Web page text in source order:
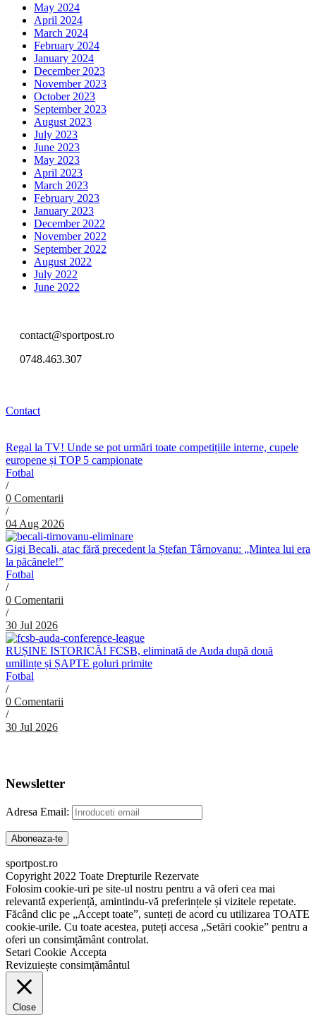
May 2024
April 2024
March 2024
February 2024
January 2024
December 2023
November 2023
October 2023
September 2023
August 2023
July 2023
June 2023
May 2023
April 2023
March 2023
February 2023
January 2023
December 2022
November 2022
September 2022
August 2022
July 2022
June 2022
contact@sportpost.ro
0748.463.307
Contact
Regal la TV! Unde se pot urmări toate competițiile interne, cupele
europene și TOP 5 campionate
Fotbal
/
0 Comentarii
/
04 Aug 2026
Gigi Becali, atac fără precedent la Ștefan Târnovanu: „Mintea lui era
la păcănele!”
Fotbal
/
0 Comentarii
/
30 Jul 2026
RUȘINE ISTORICĂ! FCSB, eliminată de Auda după două
umilințe și ȘAPTE goluri primite
Fotbal
/
0 Comentarii
/
30 Jul 2026
Newsletter
Adresa Email:
sportpost.ro
Copyright 2022 Toate Drepturile Rezervate
Folosim cookie-uri pe site-ul nostru pentru a vă oferi cea mai
relevantă experiență, amintindu-vă preferințele și vizitele repetate.
Făcând clic pe „Accept toate”, sunteți de acord cu utilizarea TOATE
cookie-urile. Cu toate acestea, puteți accesa „Setări cookie” pentru a
oferi un consimțământ controlat.
Setari Cookie Accepta
Revizuiește consimțământul
Close